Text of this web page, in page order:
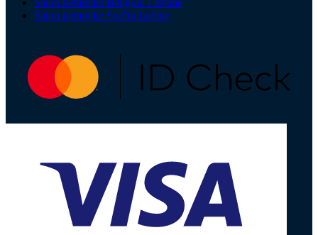
Salon keramike Surčin Ledine